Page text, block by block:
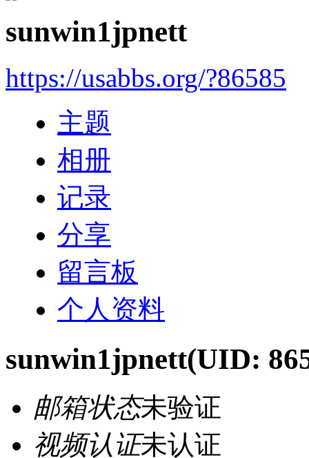
sunwin1jpnett
https://usabbs.org/?86585
主题
相册
记录
分享
留言板
个人资料
sunwin1jpnett(UID:
邮箱状态未验证
视频认证未认证